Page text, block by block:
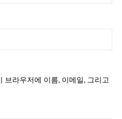
브라우저에 이름, 이메일, 그리고